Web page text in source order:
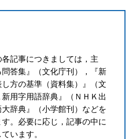
記事につきましては，主
答集』（文化庁刊），『新
方の基準（資料集）』（文
用字用語辞典』（ＮＨＫ出
辞典』（小学館刊）などを
。必要に応じ，記事の中に
います。